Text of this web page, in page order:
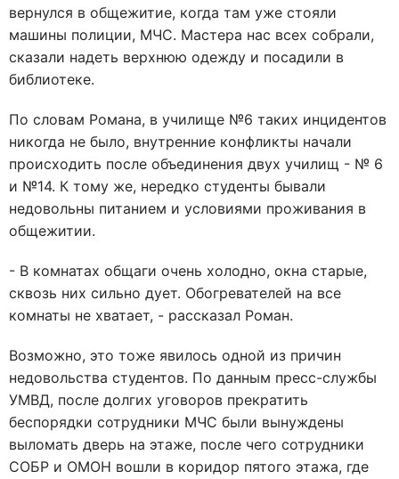
вернулся в общежитие, когда там уже стояли
машины полиции, МЧС. Мастера нас всех собрали,
сказали надеть верхнюю одежду и посадили в
библиотеке.
По словам Романа, в училище №6 таких инцидентов
никогда не было, внутренние конфликты начали
происходить после объединения двух училищ - № 6
и №14. К тому же, нередко студенты бывали
недовольны питанием и условиями проживания в
общежитии.
- В комнатах общаги очень холодно, окна старые,
сквозь них сильно дует. Обогревателей на все
комнаты не хватает, - рассказал Роман.
Возможно, это тоже явилось одной из причин
недовольства студентов. По данным пресс-службы
УМВД, после долгих уговоров прекратить
беспорядки сотрудники МЧС были вынуждены
выломать дверь на этаже, после чего сотрудники
СОБР и ОМОН вошли в коридор пятого этажа, где